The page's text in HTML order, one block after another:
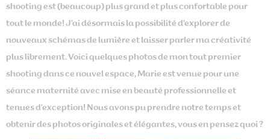
shooting est (beaucoup) plus grand et plus confortable pour
tout le monde! J’ai désormais la possibilité d’explorer de
nouveaux schémas de lumière et laisser parler ma créativité
plus librement. Voici quelques photos de mon tout premier
shooting dans ce nouvel espace, Marie est venue pour une
séance maternité avec mise en beauté professionnelle et
tenues d’exception! Nous avons pu prendre notre temps et
obtenir des photos originales et élégantes, vous en pensez quoi ?